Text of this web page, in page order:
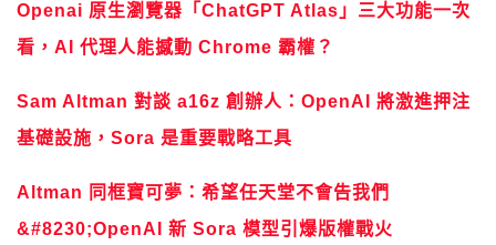
Openai 原生瀏覽器「ChatGPT Atlas」三大功能一次
看，AI 代理人能撼動 Chrome 霸權？
Sam Altman 對談 a16z 創辦人：OpenAI 將激進押注
基礎設施，Sora 是重要戰略工具
Altman 同框寶可夢：希望任天堂不會告我們
&#8230;OpenAI 新 Sora 模型引爆版權戰火